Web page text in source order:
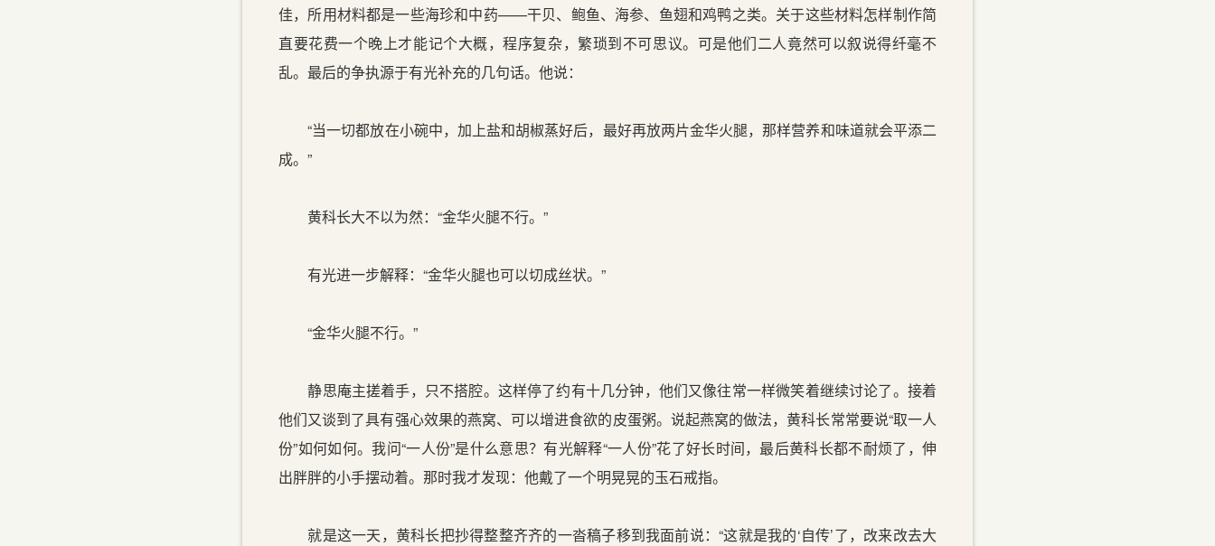
佳，所用材料都是一些海珍和中药——干贝、鲍鱼、海参、鱼翅和鸡鸭之类。关于这些材料怎样制作简
直要花费一个晚上才能记个大概，程序复杂，繁琐到不可思议。可是他们二人竟然可以叙说得纤毫不
乱。最后的争执源于有光补充的几句话。他说：
“当一切都放在小碗中，加上盐和胡椒蒸好后，最好再放两片金华火腿，那样营养和味道就会平添二
成。”
黄科长大不以为然：“金华火腿不行。”
有光进一步解释：“金华火腿也可以切成丝状。”
“金华火腿不行。”
静思庵主搓着手，只不搭腔。这样停了约有十几分钟，他们又像往常一样微笑着继续讨论了。接着
他们又谈到了具有强心效果的燕窝、可以增进食欲的皮蛋粥。说起燕窝的做法，黄科长常常要说“取一人
份”如何如何。我问“一人份”是什么意思？有光解释“一人份”花了好长时间，最后黄科长都不耐烦了，伸
出胖胖的小手摆动着。那时我才发现：他戴了一个明晃晃的玉石戒指。
就是这一天，黄科长把抄得整整齐齐的一沓稿子移到我面前说：“这就是我的‘自传’了，改来改去大